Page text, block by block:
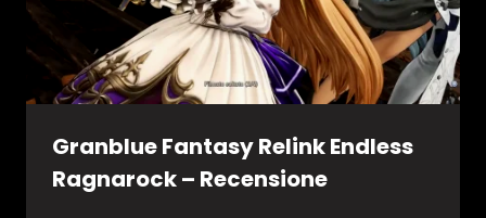
Granblue Fantasy Relink Endless
Ragnarock – Recensione